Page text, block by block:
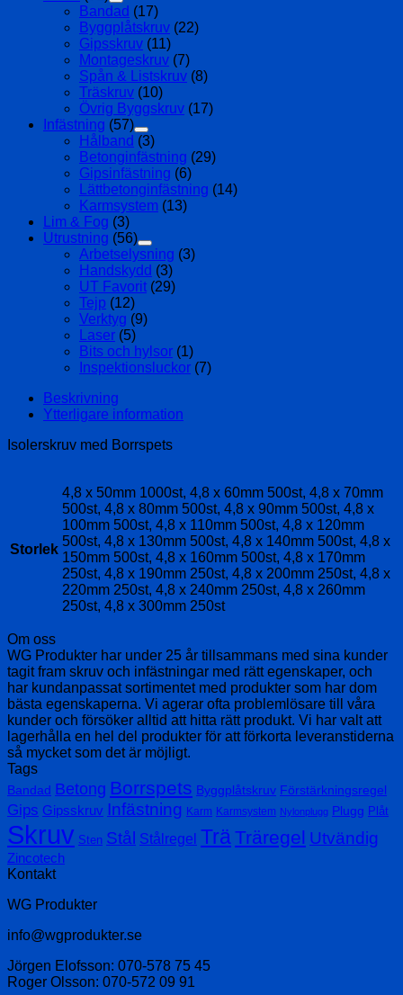
Bandad (17)
Byggplåtskruv (22)
Gipsskruv (11)
Montageskruv (7)
Spån & Listskruv (8)
Träskruv (10)
Övrig Byggskruv (17)
Infästning (57)
Hålband (3)
Betonginfästning (29)
Gipsinfästning (6)
Lättbetonginfästning (14)
Karmsystem (13)
Lim & Fog (3)
Utrustning (56)
Arbetselysning (3)
Handskydd (3)
UT Favorit (29)
Tejp (12)
Verktyg (9)
Laser (5)
Bits och hylsor (1)
Inspektionsluckor (7)
Beskrivning
Ytterligare information
Isolerskruv med Borrspets
Storlek
4,8 x 50mm 1000st, 4,8 x 60mm 500st, 4,8 x 70mm
500st, 4,8 x 80mm 500st, 4,8 x 90mm 500st, 4,8 x
100mm 500st, 4,8 x 110mm 500st, 4,8 x 120mm
500st, 4,8 x 130mm 500st, 4,8 x 140mm 500st, 4,8 x
150mm 500st, 4,8 x 160mm 500st, 4,8 x 170mm
250st, 4,8 x 190mm 250st, 4,8 x 200mm 250st, 4,8 x
220mm 250st, 4,8 x 240mm 250st, 4,8 x 260mm
250st, 4,8 x 300mm 250st
Om oss
WG Produkter har under 25 år tillsammans med sina kunder
tagit fram skruv och infästningar med rätt egenskaper, och
har kundanpassat sortimentet med produkter som har dom
bästa egenskaperna. Vi agerar ofta problemlösare till våra
kunder och försöker alltid att hitta rätt produkt. Vi har valt att
lagerhålla en hel del produkter för att förkorta leveranstiderna
så mycket som det är möjligt.
Tags
Bandad Betong Borrspets Byggplåtskruv Förstärkningsregel
Gips Gipsskruv Infästning Karm Karmsystem Nylonplugg Plugg Plåt
Skruv Sten Stål Stålregel TräTräregel Utvändig
Zincotech
Kontakt
WG Produkter
info@wgprodukter.se
Jörgen Elofsson: 070-578 75 45
Roger Olsson: 070-572 09 91